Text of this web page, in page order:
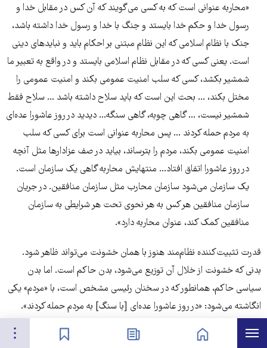
فهرست نشان‌گذاشته‌ها
«محاربه عنوانی است که به کسی می‌گویند که آن کس در مقابل خدا و
رسول خدا و حکم خدا بایستد و جنگ با خدا و رسول خدا داشته باشد،
جنک با نظام اسلامی که این نظام مبتنی بر احکام باید و نبایدهای دینی
است. یعنی کسی که در مقابل نظام اسلامی بایستد و در واقع به تعبیر ما
شمشیر بکشد، کسی که سلب امنیت عمومی بکند و امنیت عمومی را
مختل بکند، ... بحث این است که باید سلاح داشته باشد ... سلاح فقط
شمشیر نیست، ... گاهی چوبه، گاهی سنگه... دیدید در روز عاشورا عده‌ای
به مردم حمله کردند ... پس محاربه عنوانی است برای کسی که سلب
امنیت عمومی بکند، مردم را بترساند، بیاید در صف عزادارها مثل آنچه
در روز عاشورا اتفاق افتاد... منتهایش محاربه گاهی یک سازمان است.
یک سازمان می‌شود سازمان محارب مثل سازمان منافقین. در جریان
سازمان منافقین هر کس به هر نحوی تحت هر شرایطی به سازمان
منافقین کمک کند، عنوان محاربه دارد».
قدرت تثبیت‌کننده نظام‌مند هنوز با همان خشونت می‌تواند ظاهر شود.
بدنی که خشونت از خلال آن توزیع می‌شود، بدن حاکم است. اما بدن
سیاسی حاکم، همانطور که در سخنان رئیسی مشخص است، با «مردم» یکی
انگاشته می‌شود: «در روز عاشورا عده‌ای [با سنگ] به مردم حمله کردند».
وضعیت فعلی و نقش رئیسی